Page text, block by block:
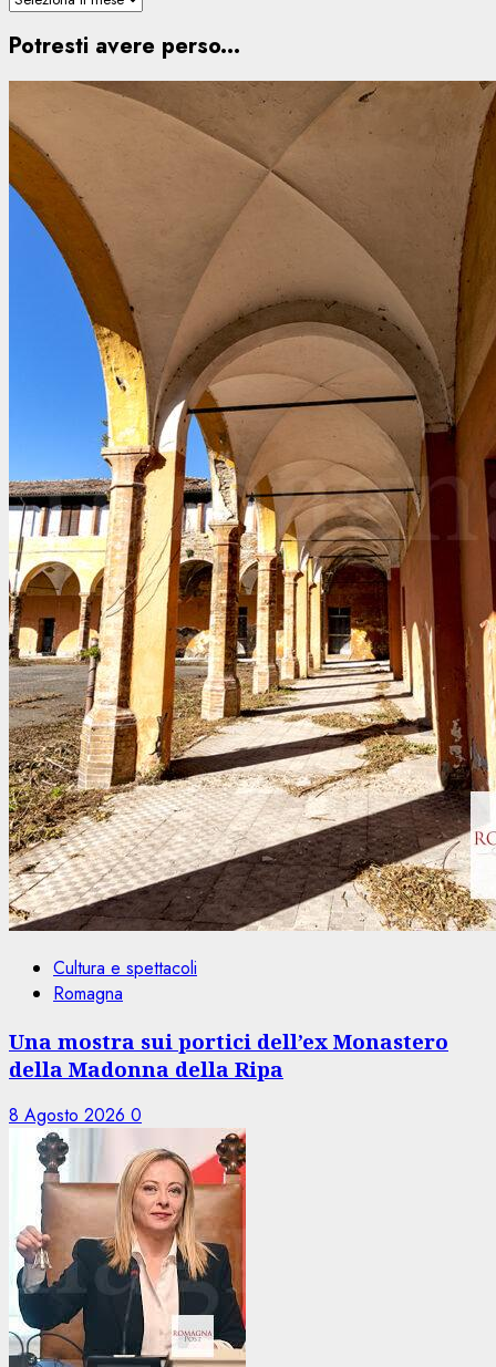
Potresti avere perso...
Cultura e spettacoli
Romagna
Una mostra sui portici dell’ex Monastero
della Madonna della Ripa
8 Agosto 2026 0